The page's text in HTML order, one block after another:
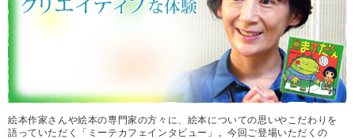
絵本作家さんや絵本の専門家の方々に、絵本についての思いやこだわりを
語っていただく「ミーテカフェインタビュー」。今回ご登場いただくの